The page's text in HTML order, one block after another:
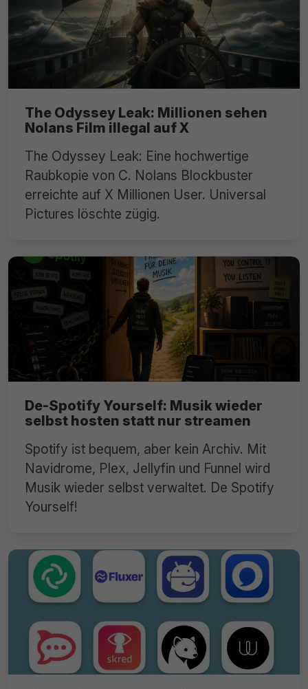
The Odyssey Leak: Millionen sehen
Nolans Film illegal auf X
The Odyssey Leak: Eine hochwertige
Raubkopie von C. Nolans Blockbuster
erreichte auf X Millionen User. Universal
Pictures löschte zügig.
De-Spotify Yourself: Musik wieder
selbst hosten statt nur streamen
Spotify ist bequem, aber kein Archiv. Mit
Navidrome, Plex, Jellyfin und Funnel wird
Musik wieder selbst verwaltet. De Spotify
Yourself!